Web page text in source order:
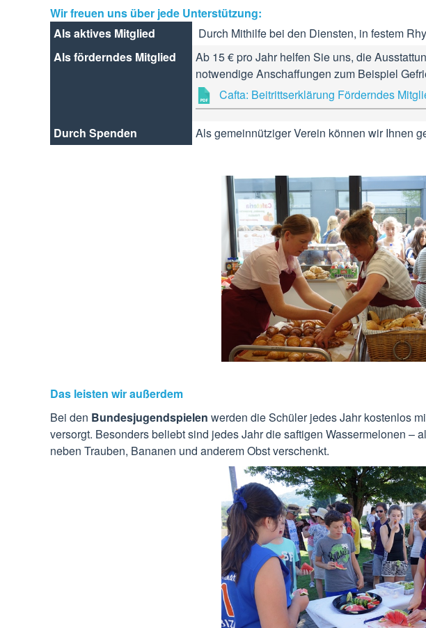
Wir freuen uns über jede Unterstützung:
Als aktives Mitglied
Durch Mithilfe bei den Diensten, in festem
Als förderndes Mitglied
Ab 15 € pro Jahr helfen Sie uns, die
notwendige Anschaffungen zum Beispiel
Cafta: Beitrittserklärung Förderndes
Durch Spenden Als gemeinnütziger Verein können wir Ihnen
Das leisten wir außerdem
Bei den Bundesjugendspielen werden die Schüler jedes Jahr kostenlos
versorgt. Besonders beliebt sind jedes Jahr die saftigen Wassermelonen –
neben Trauben, Bananen und anderem Obst verschenkt.